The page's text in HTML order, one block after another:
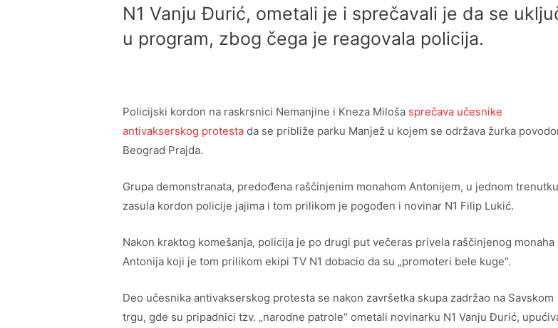
N1 Vanju Đurić, ometali je i sprečavali je da se
u program, zbog čega je reagovala policija.
Policijski kordon na raskrsnici Nemanjine i Kneza Miloša sprečava učesnike
antivakserskog protesta da se približe parku Manjež u kojem se održava žurka
Beograd Prajda.
Grupa demonstranata, predođena raščinjenim monahom Antonijem, u jednom
zasula kordon policije jajima i tom prilikom je pogođen i novinar N1 Filip Lukić.
Nakon kraktog komešanja, policija je po drugi put večeras privela raščinjenog monaha
Antonija koji je tom prilikom ekipi TV N1 dobacio da su „promoteri bele kuge“.
Deo učesnika antivakserskog protesta se nakon završetka skupa zadržao na Savskom
trgu, gde su pripadnici tzv. „narodne patrole“ ometali novinarku N1 Vanju Đurić,